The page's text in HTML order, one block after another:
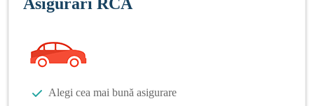
Alegi cea mai bună asigurare